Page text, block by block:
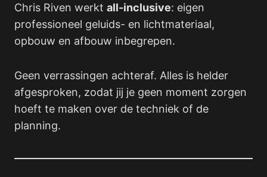
Chris Riven werkt all-inclusive: eigen
professioneel geluids- en lichtmateriaal,
opbouw en afbouw inbegrepen.
Geen verrassingen achteraf. Alles is helder
afgesproken, zodat jij je geen moment zorgen
hoeft te maken over de techniek of de
planning.